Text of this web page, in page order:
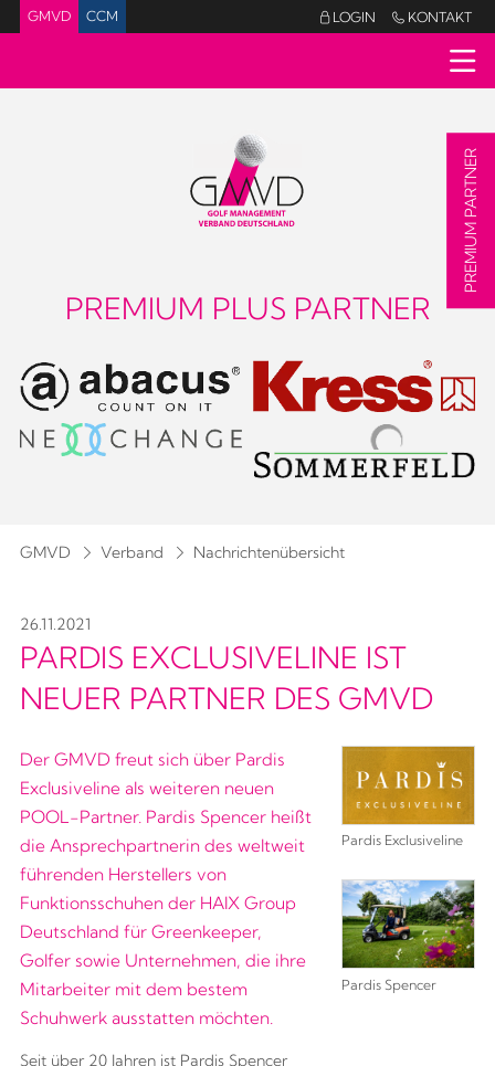
GMVD CCM LOGIN  KONTAKT
PREMIUM PLUS PARTNER
GMVD Verband Nachrichtenübersicht
26.11.2021
PARDIS EXCLUSIVELINE IST
NEUER PARTNER DES GMVD
Der GMVD freut sich über Pardis
Exclusiveline als weiteren neuen
POOL-Partner. Pardis Spencer heißt
die Ansprechpartnerin des weltweit
führenden Herstellers von
Funktionsschuhen der HAIX Group
Deutschland für Greenkeeper,
Golfer sowie Unternehmen, die ihre
Mitarbeiter mit dem bestem
Schuhwerk ausstatten möchten.
Seit über 20 Jahren ist Pardis Spencer
Pardis Exclusiveline
Pardis Spencer
PREMIUM PARTNER